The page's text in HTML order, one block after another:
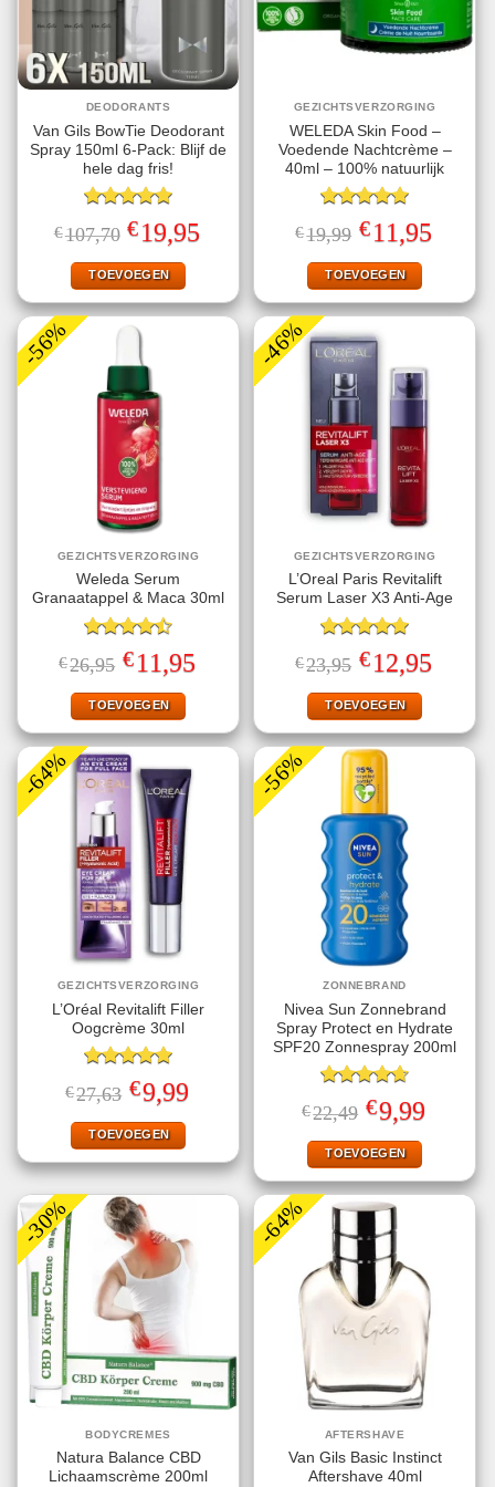
DEODORANTS
Van Gils BowTie Deodorant
Spray 150ml 6-Pack: Blijf de
hele dag fris!
Gewaardeerd
5.00uit 5
€107,70 Oorspronkelijke
prijs
was:
€107,70.
€19,95
TOEVOEGEN
GEZICHTSVERZORGING
WELEDA Skin Food –
Voedende Nachtcrème –
40ml – 100% natuurlijk
Gewaardeerd
5.00uit 5
€19,99 Oorspronkelijke
prijs
was:
€19,99.
€11,95prijs
TOEVOEGEN
-56%
GEZICHTSVERZORGING
Weleda Serum
Granaatappel & Maca 30ml
Gewaardeerd
4.50uit 5
€26,95 Oorspronkelijke
prijs
was:
€26,95.
€11,95prijs
TOEVOEGEN
-46%
GEZICHTSVERZORGING
L’Oreal Paris Revitalift
Serum Laser X3 Anti-Age
Gewaardeerd
5.00uit 5
€23,95 Oorspronkelijke
prijs
was:
€23,95.
€12,95prijs
TOEVOEGEN
-64%
GEZICHTSVERZORGING
L’Oréal Revitalift Filler
Oogcrème 30ml
Gewaardeerd
5.00uit 5
€27,63 Oorspronkelijke
prijs
was:
€27,63.
€9,99Huidige
prijs
TOEVOEGEN
-56%
ZONNEBRAND
Nivea Sun Zonnebrand
Spray Protect en Hydrate
SPF20 Zonnespray 200ml
Gewaardeerd
4.67uit 5
€22,49 Oorspronkelijke
prijs
was:
€22,49.
€9,99Huidige
prijs
TOEVOEGEN
-30%
BODYCREMES
Natura Balance CBD
Lichaamscrème 200ml
-64%
AFTERSHAVE
Van Gils Basic Instinct
Aftershave 40ml